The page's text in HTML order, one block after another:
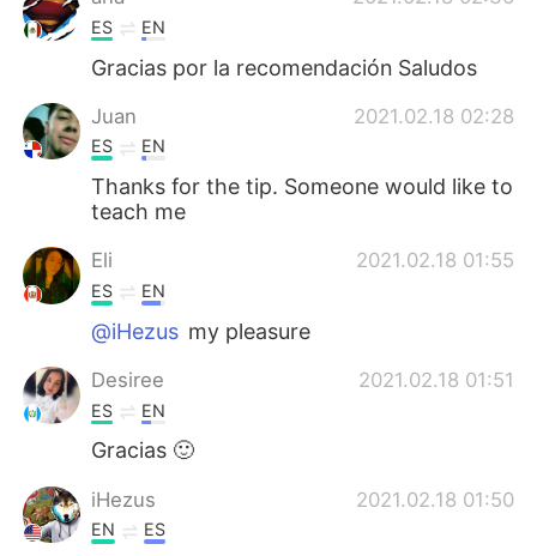
Türkçe
Português
ES EN
Gracias por la recomendación Saludos
Juan 2021.02.18 02:28
ES EN
Thanks for the tip. Someone would like to
teach me
Eli 2021.02.18 01:55
ES EN
@iHezus my pleasure
Desiree 2021.02.18 01:51
ES EN
Gracias 🙂
iHezus 2021.02.18 01:50
EN ES